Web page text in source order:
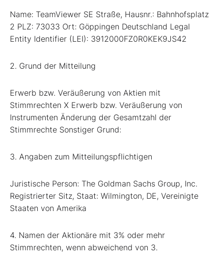
Name: TeamViewer SE Straße, Hausnr.: Bahnhofsplatz
2 PLZ: 73033 Ort: Göppingen Deutschland Legal
Entity Identifier (LEI): 3912000FZ0R0KEK9JS42
2. Grund der Mitteilung
Erwerb bzw. Veräußerung von Aktien mit
Stimmrechten X Erwerb bzw. Veräußerung von
Instrumenten Änderung der Gesamtzahl der
Stimmrechte Sonstiger Grund:
3. Angaben zum Mitteilungspflichtigen
Juristische Person: The Goldman Sachs Group, Inc.
Registrierter Sitz, Staat: Wilmington, DE, Vereinigte
Staaten von Amerika
4. Namen der Aktionäre mit 3% oder mehr
Stimmrechten, wenn abweichend von 3.